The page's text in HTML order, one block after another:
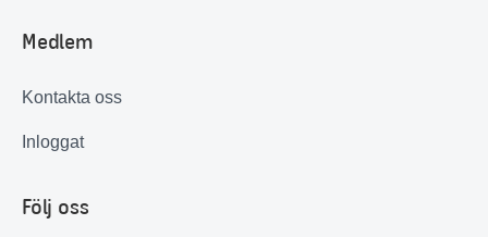
Medlem
Kontakta oss
Inloggat
Följ oss